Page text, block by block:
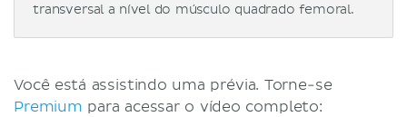
transversal a nível do músculo quadrado femoral.
Você está assistindo uma prévia. Torne-se
Premium para acessar o vídeo completo: